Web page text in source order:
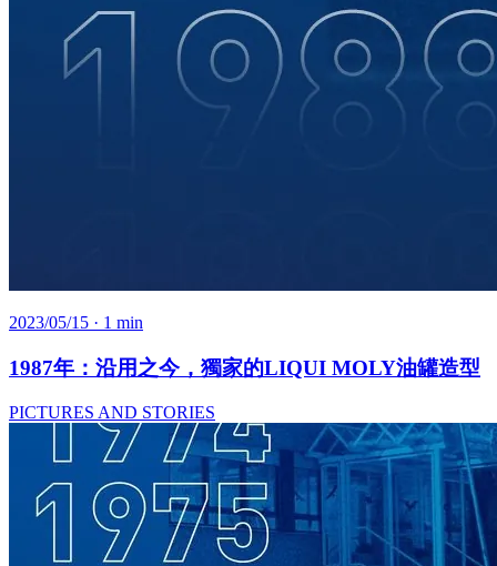
2023/05/15 · 1 min
1987年：沿用之今，獨家的LIQUI MOLY油罐造型
PICTURES AND STORIES